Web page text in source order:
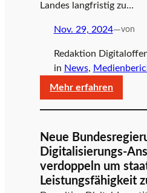
Landes langfristig zu…
Nov. 29, 2024—von
Redaktion
in News,
Mehr erfahren:
für
den
Neue
Digitalisierungs-
verdoppeln um
Leistungsfähigkeit